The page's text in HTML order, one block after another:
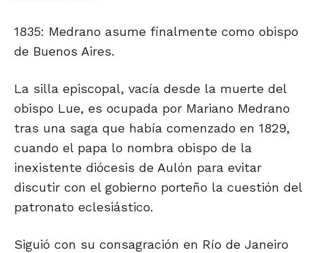
1835: Medrano asume finalmente como obispo
de Buenos Aires.
La silla episcopal, vacía desde la muerte del
obispo Lue, es ocupada por Mariano Medrano
tras una saga que había comenzado en 1829,
cuando el papa lo nombra obispo de la
inexistente diócesis de Aulón para evitar
discutir con el gobierno porteño la cuestión del
patronato eclesiástico.
Siguió con su consagración en Río de Janeiro